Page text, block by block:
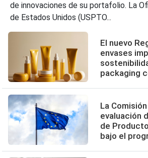
de innovaciones de su portafolio. La
de Estados Unidos (USPTO...
El nuevo
envases
packaging
La
evaluación
de
bajo el